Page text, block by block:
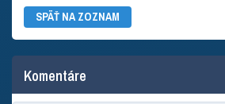
SPÄŤ NA ZOZNAM
Komentáre